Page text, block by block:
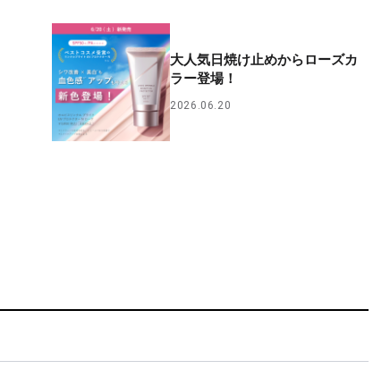
大人気日焼け止めからローズカ
ラー登場！
2026.06.20